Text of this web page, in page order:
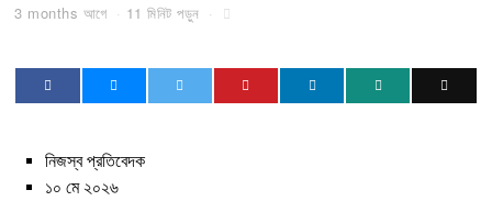
3 months আগে 11 মিনিট পড়ুন
নিজস্ব প্রতিবেদক
১০ মে ২০২৬